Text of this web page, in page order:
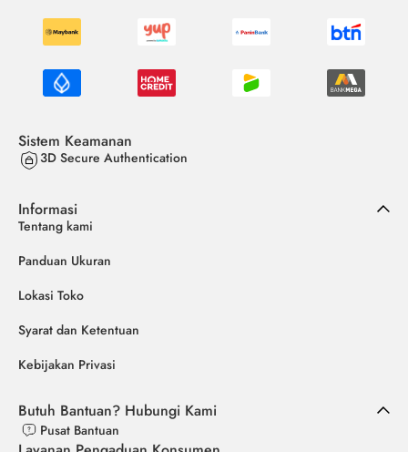
Sistem Keamanan
3D Secure Authentication
Informasi
Tentang kami
Panduan Ukuran
Lokasi Toko
Syarat dan Ketentuan
Kebijakan Privasi
Butuh Bantuan? Hubungi Kami
Pusat Bantuan